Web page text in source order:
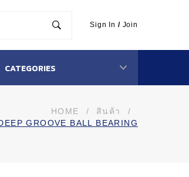
Sign In / Join
CATEGORIES
HOME / สินค้า
/
GROOVE BALL BEARING